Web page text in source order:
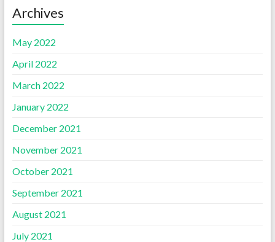
Archives
May 2022
April 2022
March 2022
January 2022
December 2021
November 2021
October 2021
September 2021
August 2021
July 2021